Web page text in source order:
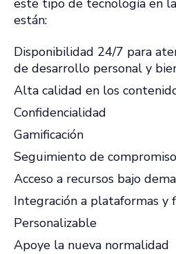
este tipo de tecnología en
están:
Disponibilidad 24/7 para
de desarrollo personal y
Alta calidad en los
Confidencialidad
Gamificación
Seguimiento de
Acceso a recursos bajo
Integración a plataformas y
Personalizable
Apoye la nueva normalidad